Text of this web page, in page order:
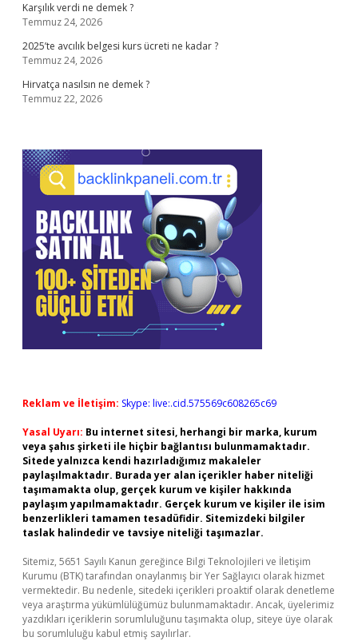
Karşılık verdi ne demek ?
Temmuz 24, 2026
2025’te avcılık belgesi kurs ücreti ne kadar ?
Temmuz 24, 2026
Hirvatça nasılsın ne demek ?
Temmuz 22, 2026
Reklam ve İletişim: Skype: live:.cid.575569c608265c69
Yasal Uyarı: Bu internet sitesi, herhangi bir marka, kurum
veya şahıs şirketi ile hiçbir bağlantısı bulunmamaktadır.
Sitede yalnızca kendi hazırladığımız makaleler
paylaşılmaktadır. Burada yer alan içerikler haber niteliği
taşımamakta olup, gerçek kurum ve kişiler hakkında
paylaşım yapılmamaktadır. Gerçek kurum ve kişiler ile isim
benzerlikleri tamamen tesadüfidir. Sitemizdeki bilgiler
taslak halindedir ve tavsiye niteliği taşımazlar.
Sitemiz, 5651 Sayılı Kanun gereğince Bilgi Teknolojileri ve İletişim
Kurumu (BTK) tarafından onaylanmış bir Yer Sağlayıcı olarak hizmet
vermektedir. Bu nedenle, sitedeki içerikleri proaktif olarak denetleme
veya araştırma yükümlülüğümüz bulunmamaktadır. Ancak, üyelerimiz
yazdıkları içeriklerin sorumluluğunu taşımakta olup, siteye üye olarak
bu sorumluluğu kabul etmiş sayılırlar.